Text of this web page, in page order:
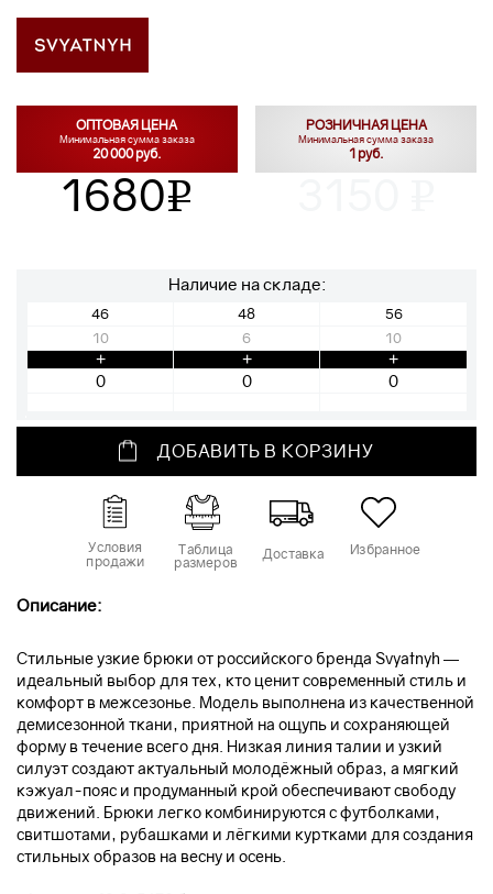
ОПТОВАЯ ЦЕНА
Минимальная сумма заказа
20 000 руб.
1680v
РОЗНИЧНАЯ ЦЕНА
Минимальная сумма заказа
1 руб.
Наличие на складе:
46 48
56
10
+
6
+
10
+
ДОБАВИТЬ В КОРЗИНУ
Условия
продажи
Таблица
размеров
Доставка Избранное
Описание:
Стильные узкие брюки от российского бренда Svyatnyh —
идеальный выбор для тех, кто ценит современный стиль и
комфорт в межсезонье. Модель выполнена из качественной
демисезонной ткани, приятной на ощупь и сохраняющей
форму в течение всего дня. Низкая линия талии и узкий
силуэт создают актуальный молодёжный образ, а мягкий
кэжуал-пояс и продуманный крой обеспечивают свободу
движений. Брюки легко комбинируются с футболками,
свитшотами, рубашками и лёгкими куртками для создания
стильных образов на весну и осень.